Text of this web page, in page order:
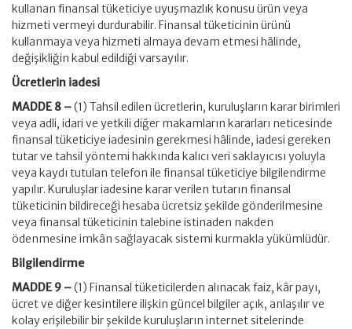
kullanan finansal tüketiciye uyuşmazlık konusu ürün veya
hizmeti vermeyi durdurabilir. Finansal tüketicinin ürünü
kullanmaya veya hizmeti almaya devam etmesi hâlinde,
değişikliğin kabul edildiği varsayılır.
Ücretlerin iadesi
MADDE 8 –(1) Tahsil edilen ücretlerin, kuruluşların karar birimleri
veya adli, idari ve yetkili diğer makamların kararları neticesinde
finansal tüketiciye iadesinin gerekmesi hâlinde, iadesi gereken
tutar ve tahsil yöntemi hakkında kalıcı veri saklayıcısı yoluyla
veya kaydı tutulan telefon ile finansal tüketiciye bilgilendirme
yapılır. Kuruluşlar iadesine karar verilen tutarın finansal
tüketicinin bildireceği hesaba ücretsiz şekilde gönderilmesine
veya finansal tüketicinin talebine istinaden nakden
ödenmesine imkân sağlayacak sistemi kurmakla yükümlüdür.
Bilgilendirme
MADDE 9 –(1) Finansal tüketicilerden alınacak faiz, kâr payı,
ücret ve diğer kesintilere ilişkin güncel bilgiler açık, anlaşılır ve
kolay erişilebilir bir şekilde kuruluşların internet sitelerinde